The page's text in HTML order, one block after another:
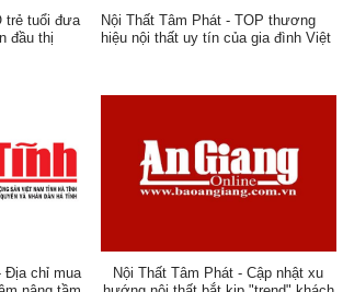
trẻ tuổi đưa
đầu thị
Nội Thất Tâm Phát - TOP thương
hiệu nội thất uy tín của gia đình Việt
Địa chỉ mua
Nội Thất Tâm Phát - Cập nhật xu